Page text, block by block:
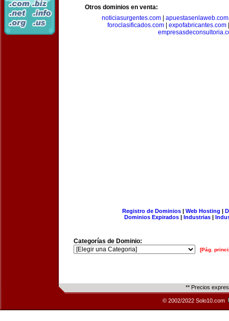
Otros dominios en venta:
noticiasurgentes.com| apuestasenlaweb.com
foroclasificados.com
expofabricantes.com
Registro de Dominios| Web Hosting |
Dominios Expirados | Industrias |
Categorías de Dominio:
[Pág.
** Precios
© 2002/2022 Solo10.com